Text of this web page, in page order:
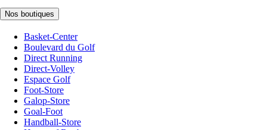
Nos boutiques
Basket-Center
Boulevard du Golf
Direct Running
Direct-Volley
Espace Golf
Foot-Store
Galop-Store
Goal-Foot
Handball-Store